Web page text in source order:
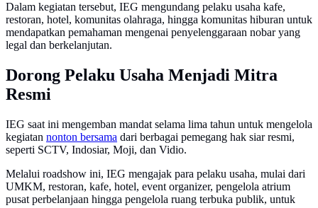
Dalam kegiatan tersebut, IEG mengundang pelaku usaha kafe,
restoran, hotel, komunitas olahraga, hingga komunitas hiburan untuk
mendapatkan pemahaman mengenai penyelenggaraan nobar yang
legal dan berkelanjutan.
Dorong Pelaku Usaha Menjadi Mitra
Resmi
IEG saat ini mengemban mandat selama lima tahun untuk mengelola
kegiatan nonton bersama dari berbagai pemegang hak siar resmi,
seperti SCTV, Indosiar, Moji, dan Vidio.
Melalui roadshow ini, IEG mengajak para pelaku usaha, mulai dari
UMKM, restoran, kafe, hotel, event organizer, pengelola atrium
pusat perbelanjaan hingga pengelola ruang terbuka publik, untuk